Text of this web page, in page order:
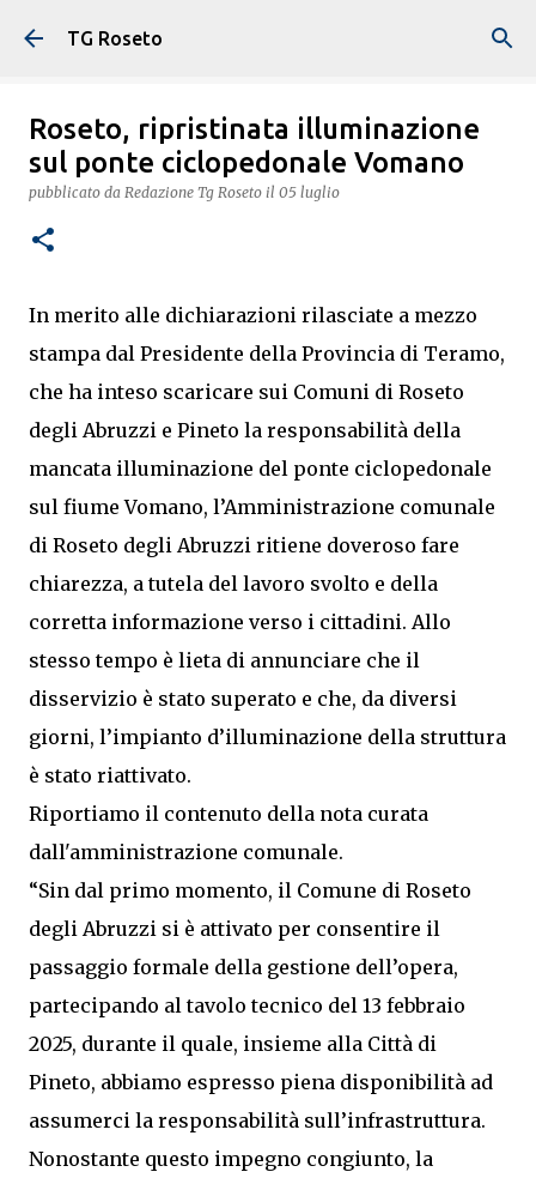
Passa ai contenuti principali
TG Roseto
Roseto, ripristinata illuminazione
sul ponte ciclopedonale Vomano
pubblicato da Redazione Tg Roseto il 05 luglio
In merito alle dichiarazioni rilasciate a mezzo
stampa dal Presidente della Provincia di Teramo,
che ha inteso scaricare sui Comuni di Roseto
degli Abruzzi e Pineto la responsabilità della
mancata illuminazione del ponte ciclopedonale
sul fiume Vomano, l’Amministrazione comunale
di Roseto degli Abruzzi ritiene doveroso fare
chiarezza, a tutela del lavoro svolto e della
corretta informazione verso i cittadini. Allo
stesso tempo è lieta di annunciare che il
disservizio è stato superato e che, da diversi
giorni, l’impianto d’illuminazione della struttura
è stato riattivato.
Riportiamo il contenuto della nota curata
dall'amministrazione comunale.
“Sin dal primo momento, il Comune di Roseto
degli Abruzzi si è attivato per consentire il
passaggio formale della gestione dell’opera,
partecipando al tavolo tecnico del 13 febbraio
2025, durante il quale, insieme alla Città di
Pineto, abbiamo espresso piena disponibilità ad
assumerci la responsabilità sull’infrastruttura.
Nonostante questo impegno congiunto, la